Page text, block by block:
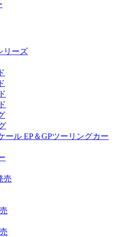
リーズ
ール EP＆GPツーリングカー
売